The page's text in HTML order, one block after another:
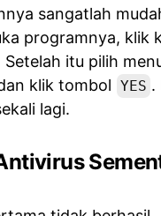
sangatlah
programnya, klik
itu pilih
klik tombol YES .
lagi.